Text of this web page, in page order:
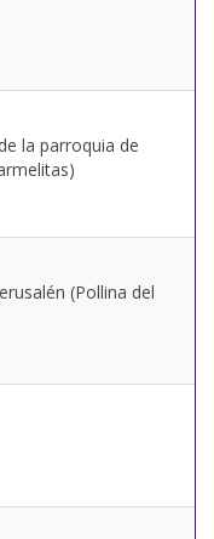
la parroquia de
(Pollina del